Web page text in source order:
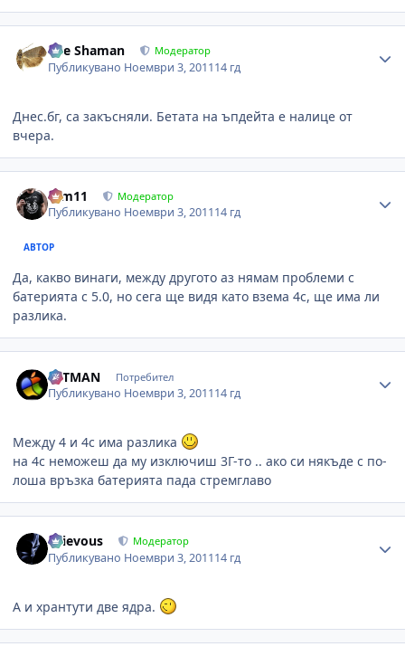
The Shaman Модератор
Публикувано Ноември 3, 201114 гд
Днес.бг, са закъсняли. Бетата на ъпдейта е налице от
вчера.
arm11 Модератор
Публикувано Ноември 3, 201114 гд
АВТОР
Да, какво винаги, между другото аз нямам проблеми с
батерията с 5.0, но сега ще видя като взема 4с, ще има ли
разлика.
HITMAN Потребител
Публикувано Ноември 3, 201114 гд
Между 4 и 4с има разлика
на 4с неможеш да му изключиш 3Г-то .. ако си някъде с по-
лоша връзка батерията пада стремглаво
Grievous Модератор
Публикувано Ноември 3, 201114 гд
А и хрантути две ядра.